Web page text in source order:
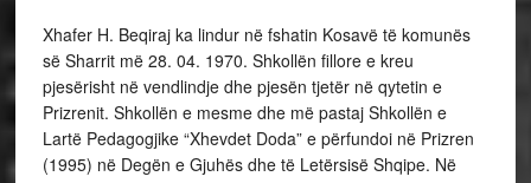
Xhafer H. Beqiraj ka lindur në fshatin Kosavë të komunës
së Sharrit më 28. 04. 1970. Shkollën fillore e kreu
pjesërisht në vendlindje dhe pjesën tjetër në qytetin e
Prizrenit. Shkollën e mesme dhe më pastaj Shkollën e
Lartë Pedagogjike “Xhevdet Doda” e përfundoi në Prizren
(1995) në Degën e Gjuhës dhe të Letërsisë Shqipe. Në